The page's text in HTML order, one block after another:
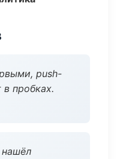
push-
пробках.